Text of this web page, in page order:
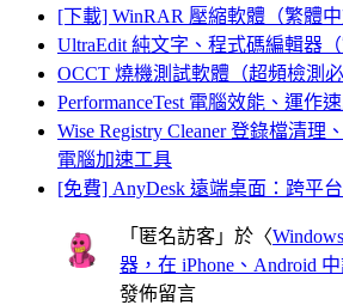
[下載] WinRAR 壓縮軟體（繁體中
UltraEdit 純文字、程式碼編輯器
OCCT 燒機測試軟體（超頻檢測必
PerformanceTest 電腦效能、運作
Wise Registry Cleaner 登錄檔清理
電腦加速工具
[免費] AnyDesk 遠端桌面：跨平
「 匿名訪客 」於〈
器，在 iPhone、Android
發佈留言